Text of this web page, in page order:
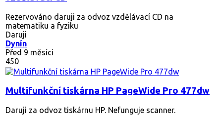
Rezervováno daruji za odvoz vzdělávací CD na
matematiku a fyziku
Daruji
Dynín
Před 9 měsíci
450
Multifunkční tiskárna HP PageWide Pro 477dw
Daruji za odvoz tiskárnu HP. Nefunguje scanner.